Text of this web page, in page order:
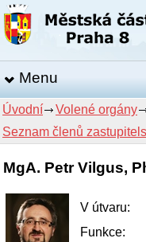
Menu
Úvodní Volené orgány
Seznam členů
MgA. Petr Vilgus,
V útvaru:
Funkce: